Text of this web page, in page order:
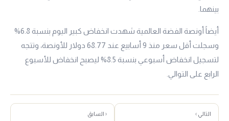
بينهما.
أيضاً أونصة الفضة العالمية شهدت انخفاض كبير اليوم بنسبة 6.8%
وسجلت أقل سعر منذ 9 أسابيع عند 68.77 دولار للأونصة، وتتجه
لتسجيل انخفاض أسبوعي بنسبة 8.5% ليصبح انخفاض للأسبوع
الرابع على التوالي.
التالي › ‹ السابق